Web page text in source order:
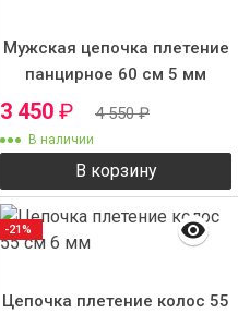
Мужская цепочка плетение
панцирное 60 см 5 мм
3 450 ₽ 4 550₽
В наличии
В корзину
Цепочка плетение колос 55
-21%